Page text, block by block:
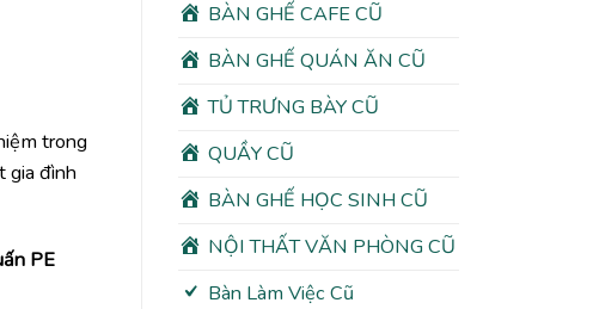
BÀN GHẾ CAFE CŨ
BÀN GHẾ QUÁN ĂN CŨ
TỦ TRƯNG BÀY CŨ
QUẦY CŨ
BÀN GHẾ HỌC SINH CŨ
NỘI THẤT VĂN PHÒNG CŨ
Bàn Làm Việc Cũ
trong
gia đình
PE